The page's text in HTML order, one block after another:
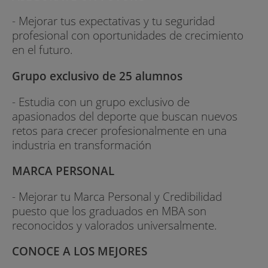
- Mejorar tus expectativas y tu seguridad
profesional con oportunidades de crecimiento
en el futuro.
Grupo exclusivo de 25 alumnos
- Estudia con un grupo exclusivo de
apasionados del deporte que buscan nuevos
retos para crecer profesionalmente en una
industria en transformación
MARCA PERSONAL
- Mejorar tu Marca Personal y Credibilidad
puesto que los graduados en MBA son
reconocidos y valorados universalmente.
CONOCE A LOS MEJORES